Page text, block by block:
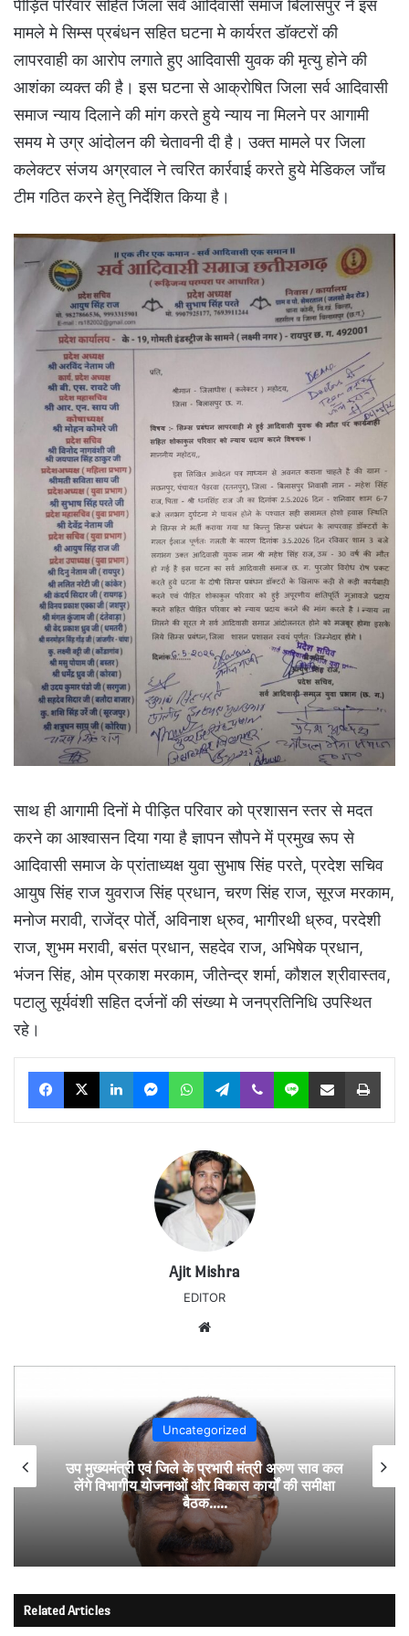
पीड़ित परिवार सहित जिला सर्व आदिवासी समाज बिलासपुर ने इस
मामले मे सिम्स प्रबंधन सहित घटना मे कार्यरत डॉक्टरों की
लापरवाही का आरोप लगाते हुए आदिवासी युवक की मृत्यु होने की
आशंका व्यक्त की है। इस घटना से आक्रोषित जिला सर्व आदिवासी
समाज न्याय दिलाने की मांग करते हुये न्याय ना मिलने पर आगामी
समय मे उग्र आंदोलन की चेतावनी दी है। उक्त मामले पर जिला
कलेक्टर संजय अग्रवाल ने त्वरित कार्रवाई करते हुये मेडिकल जाँच
टीम गठित करने हेतु निर्देशित किया है।
साथ ही आगामी दिनों मे पीड़ित परिवार को प्रशासन स्तर से मदत
करने का आश्वासन दिया गया है ज्ञापन सौपने में प्रमुख रूप से
आदिवासी समाज के प्रांताध्यक्ष युवा सुभाष सिंह परते, प्रदेश सचिव
आयुष सिंह राज युवराज सिंह प्रधान, चरण सिंह राज, सूरज मरकाम,
मनोज मरावी, राजेंद्र पोर्ते, अविनाश ध्रुव, भागीरथी ध्रुव, परदेशी
राज, शुभम मरावी, बसंत प्रधान, सहदेव राज, अभिषेक प्रधान,
भंजन सिंह, ओम प्रकाश मरकाम, जीतेन्द्र शर्मा, कौशल श्रीवास्तव,
पटालु सूर्यवंशी सहित दर्जनों की संख्या मे जनप्रतिनिधि उपस्थित
रहे।
Facebook
X LinkedInMessengerWhatsAppTelegram
Viber Line Share via Email Print
Ajit Mishra
EDITOR
Uncategorized
उप मुख्यमंत्री एवं जिले के प्रभारी मंत्री अरुण साव कल
लेंगे विभागीय योजनाओं और विकास कार्यों की समीक्षा
बैठक…..
Related Articles